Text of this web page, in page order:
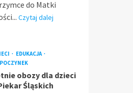
do Matki
Czytaj dalej
EDUKACJA
obozy dla dzieci
Śląskich